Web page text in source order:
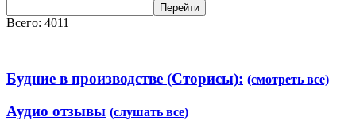
Перейти
Всего: 4011
Будние в производстве (Сторисы): (смотреть все)
Аудио отзывы (слушать все)